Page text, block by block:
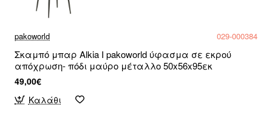
pakoworld 029-000384
Σκαμπό μπαρ Alkia I pakoworld ύφασμα σε εκρού
απόχρωση- πόδι μαύρο μέταλλο 50x56x95εκ
49,00€
Καλάθι